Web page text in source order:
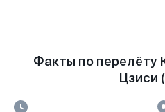
Факты по перелёту
Цзиси